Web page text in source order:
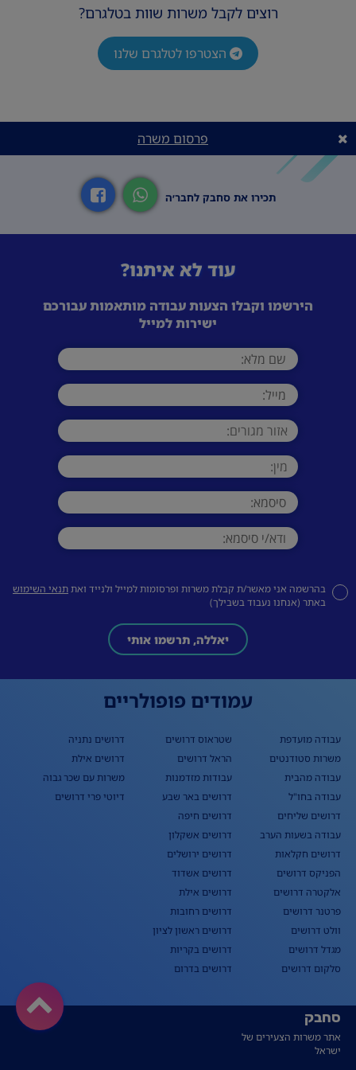
רוצים לקבל משרות שוות בטלגרם?
הצטרפו לטלגרם שלנו
פרסום משרה
תכירו את סחבק לחבר׳ה
עוד לא איתנו?
הירשמו וקבלו הצעות עבודה מותאמות עבורכם
ישירות למייל
בהרשמה אני מאשר/ת קבלת משרות ופרסומות למייל ולנייד ואתתנאי השימוש
באתר (אנחנו נעבוד בשבילך)
יאללה, תרשמו אותי
עמודים פופולריים
עבודה מועדפת
משרות סטודנטים
עבודה מהבית
עבודה בחו"ל
דרושים שליחים
עבודה בשעות הערב
דרושים חקלאות
הפניקס דרושים
אלקטרה דרושים
פרטנר דרושים
וולט דרושים
מגדל דרושים
סלקום דרושים
שטראוס דרושים
הראל דרושים
עבודות מזדמנות
דרושים באר שבע
דרושים חיפה
דרושים אשקלון
דרושים ירושלים
דרושים אשדוד
דרושים אילת
דרושים רחובות
דרושים ראשון לציון
דרושים בקריות
דרושים בדרום
דרושים נתניה
דרושים אילת
משרות עם שכר גבוה
דיוטי פרי דרושים
סחבק
אתר משרות הצעירים של
ישראל